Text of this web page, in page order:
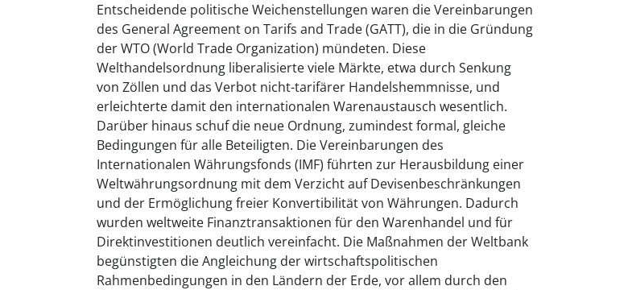
Entscheidende politische Weichenstellungen waren die Vereinbarungen
des General Agreement on Tarifs and Trade (GATT), die in die Gründung
der WTO (World Trade Organization) mündeten. Diese
Welthandelsordnung liberalisierte viele Märkte, etwa durch Senkung
von Zöllen und das Verbot nicht-tarifärer Handelshemmnisse, und
erleichterte damit den internationalen Warenaustausch wesentlich.
Darüber hinaus schuf die neue Ordnung, zumindest formal, gleiche
Bedingungen für alle Beteiligten. Die Vereinbarungen des
Internationalen Währungsfonds (IMF) führten zur Herausbildung einer
Weltwährungsordnung mit dem Verzicht auf Devisenbeschränkungen
und der Ermöglichung freier Konvertibilität von Währungen. Dadurch
wurden weltweite Finanztransaktionen für den Warenhandel und für
Direktinvestitionen deutlich vereinfacht. Die Maßnahmen der Weltbank
begünstigten die Angleichung der wirtschaftspolitischen
Rahmenbedingungen in den Ländern der Erde, vor allem durch den